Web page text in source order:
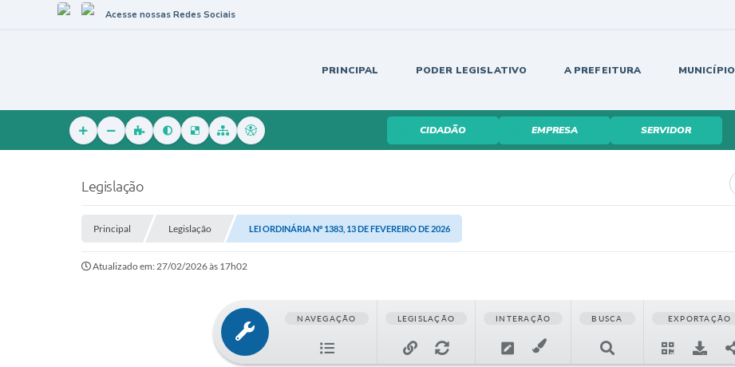
Acesse nossas Redes Sociais
PRINCIPAL PODER LEGISLATIVO A PREFEITURA MUNICÍPIO
CIDADÃO EMPRESA SERVIDOR
Legislação
Principal Legislação LEI ORDINÁRIA Nº 1383, 13 DE FEVEREIRO DE 2026
Atualizado em: 27/02/2026 às 17h02
NAVEGAÇÃO LEGISLAÇÃO INTERAÇÃO BUSCA EXPORTAÇÃO